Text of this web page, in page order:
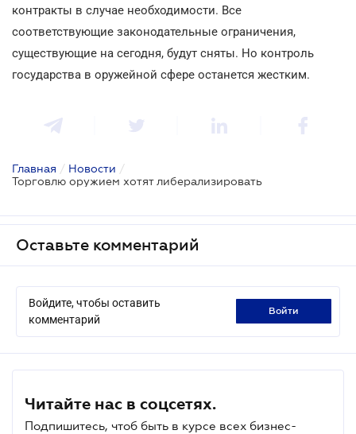
контракты в случае необходимости. Все
соответствующие законодательные ограничения,
существующие на сегодня, будут сняты. Но контроль
государства в оружейной сфере останется жестким.
Главная / Новости /
Торговлю оружием хотят либерализировать
Оставьте комментарий
Войдите, чтобы оставить
комментарий
войти
Читайте нас в соцсетях.
Подпишитесь, чтоб быть в курсе всех бизнес-